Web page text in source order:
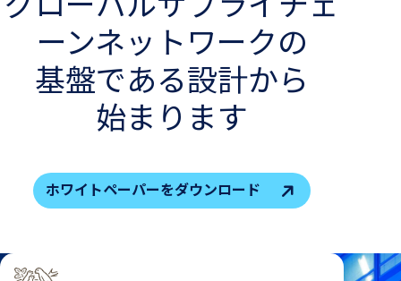
ーンネットワークの​
基盤である​設計から​
始まります
ホワイトペーパーをダウンロード